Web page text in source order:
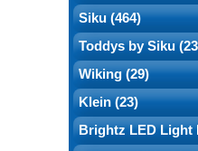
Siku (464)
Toddys by Siku
Wiking (29)
Klein (23)
Brightz LED Light